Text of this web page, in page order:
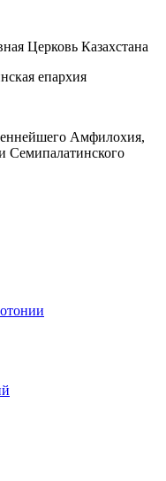
Церковь Казахстана
Амфилохия,
Семипалатинского